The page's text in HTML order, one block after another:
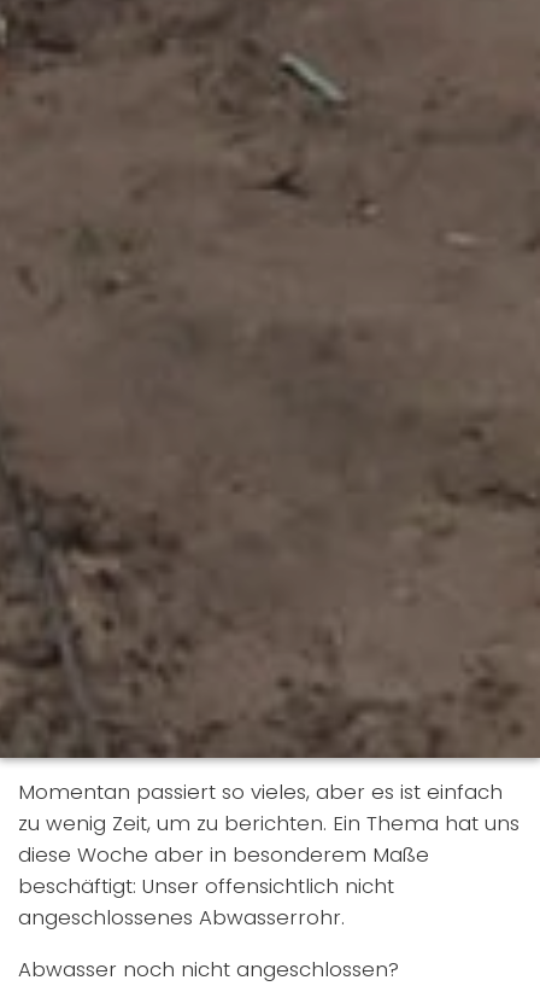
Momentan passiert so vieles, aber es ist einfach
zu wenig Zeit, um zu berichten. Ein Thema hat uns
diese Woche aber in besonderem Maße
beschäftigt: Unser offensichtlich nicht
angeschlossenes Abwasserrohr.
Abwasser noch nicht angeschlossen?